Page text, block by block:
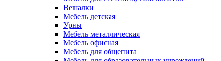
Вешалки
Мебель детская
Урны
Мебель металлическая
Мебель офисная
Мебель для общепита